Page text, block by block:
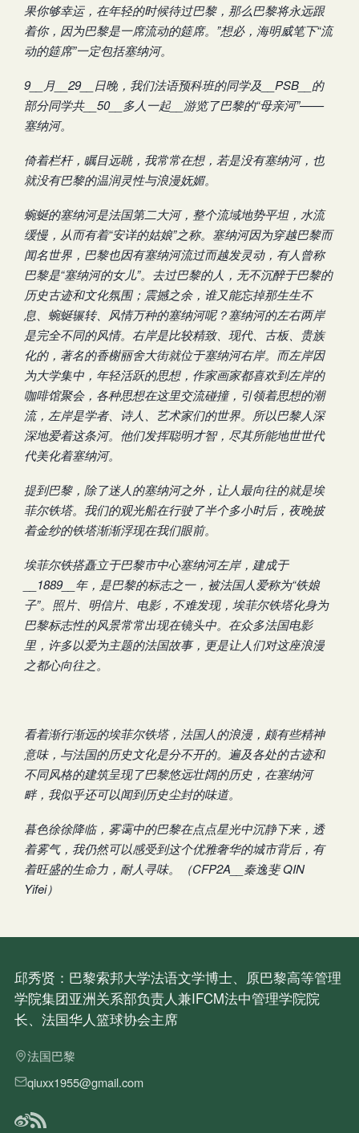
果你够幸运，在年轻的时候待过巴黎，那么巴黎将永远跟
着你，因为巴黎是一席流动的筵席。”想必，海明威笔下“流
动的筵席”一定包括塞纳河。
9__月__29__日晚，我们法语预科班的同学及__PSB__的
部分同学共__50__多人一起__游览了巴黎的“母亲河”——
塞纳河。
倚着栏杆，瞩目远眺，我常常在想，若是没有塞纳河，也
就没有巴黎的温润灵性与浪漫妩媚。
蜿蜒的塞纳河是法国第二大河，整个流域地势平坦，水流
缓慢，从而有着“安详的姑娘”之称。塞纳河因为穿越巴黎而
闻名世界，巴黎也因有塞纳河流过而越发灵动，有人曾称
巴黎是“塞纳河的女儿”。去过巴黎的人，无不沉醉于巴黎的
历史古迹和文化氛围；震撼之余，谁又能忘掉那生生不
息、蜿蜒辗转、风情万种的塞纳河呢？塞纳河的左右两岸
是完全不同的风情。右岸是比较精致、现代、古板、贵族
化的，著名的香榭丽舍大街就位于塞纳河右岸。而左岸因
为大学集中，年轻活跃的思想，作家画家都喜欢到左岸的
咖啡馆聚会，各种思想在这里交流碰撞，引领着思想的潮
流，左岸是学者、诗人、艺术家们的世界。所以巴黎人深
深地爱着这条河。他们发挥聪明才智，尽其所能地世世代
代美化着塞纳河。
提到巴黎，除了迷人的塞纳河之外，让人最向往的就是埃
菲尔铁塔。我们的观光船在行驶了半个多小时后，夜晚披
着金纱的铁塔渐渐浮现在我们眼前。
埃菲尔铁搭矗立于巴黎市中心塞纳河左岸，建成于
__1889__年，是巴黎的标志之一，被法国人爱称为“铁娘
子”。照片、明信片、电影，不难发现，埃菲尔铁塔化身为
巴黎标志性的风景常常出现在镜头中。在众多法国电影
里，许多以爱为主题的法国故事，更是让人们对这座浪漫
之都心向往之。
看着渐行渐远的埃菲尔铁塔，法国人的浪漫，颇有些精神
意味，与法国的历史文化是分不开的。遍及各处的古迹和
不同风格的建筑呈现了巴黎悠远壮阔的历史，在塞纳河
畔，我似乎还可以闻到历史尘封的味道。
暮色徐徐降临，雾霭中的巴黎在点点星光中沉静下来，透
着雾气，我仍然可以感受到这个优雅奢华的城市背后，有
着旺盛的生命力，耐人寻味。（CFP2A__秦逸斐QIN
Yifei）
邱秀贤：巴黎索邦大学法语文学博士、原巴黎高等管理
学院集团亚洲关系部负责人兼IFCM法中管理学院院
长、法国华人篮球协会主席
法国巴黎
qiuxx1955@gmail.com